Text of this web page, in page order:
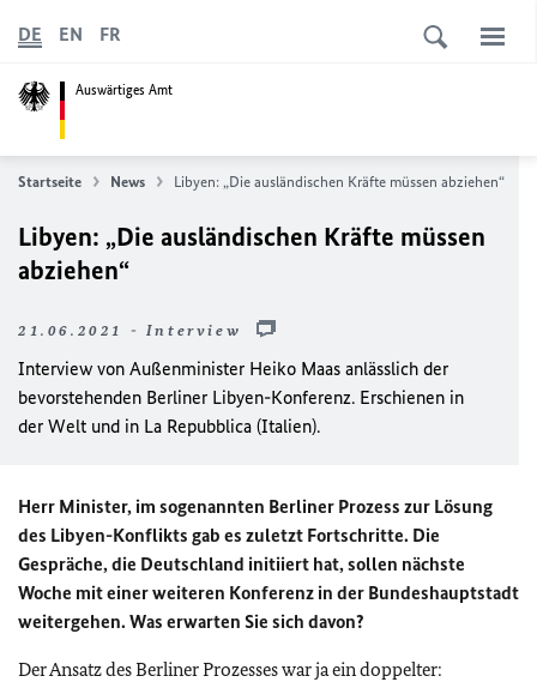
Auswärtiges Amt
DE EN FR
Startseite News Libyen: „Die ausländischen Kräfte müssen abziehen“
Libyen: „Die ausländischen Kräfte müssen
abziehen“
21.06.2021 - Interview
Interview von Außenminister Heiko Maas anlässlich der
bevorstehenden Berliner Libyen-Konferenz. Erschienen in
der Welt und in La Repubblica (Italien).
Herr Minister, im sogenannten Berliner Prozess zur Lösung
des Libyen-Konflikts gab es zuletzt Fortschritte. Die
Gespräche, die Deutschland initiiert hat, sollen nächste
Woche mit einer weiteren Konferenz in der Bundeshauptstadt
weitergehen. Was erwarten Sie sich davon?
Der Ansatz des Berliner Prozesses war ja ein doppelter: